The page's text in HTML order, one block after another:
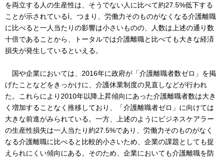
を両立する人の生産性は、そうでない人に比べて約27.5%低下する
ことが示されているⅰ。つまり、労働力そのものがなくなる介護離職
に比べると一人当たりの影響は小さいものの、人数は上述の通り数
十倍であることから、トータルでは介護離職と比べても大きな経済
損失が発生しているといえる。
国や企業においては、2016年に政府が「介護離職者数ゼロ」を掲
げたことなどをきっかけに、介護休業制度の見直しなどが行われ
た。これらにより2010年以降上昇傾向にあった介護離職者数は大き
く増加することなく推移しており、「介護離職者ゼロ」に向けては
大きな前進がみられている。一方、上述のようにビジネスケアラー
の生産性損失は一人当たり約27.5%であり、労働力そのものがなく
なる介護離職に比べると比較的小さいため、企業の課題としても捉
えられにくい傾向にある。そのため、企業においても介護離職を防